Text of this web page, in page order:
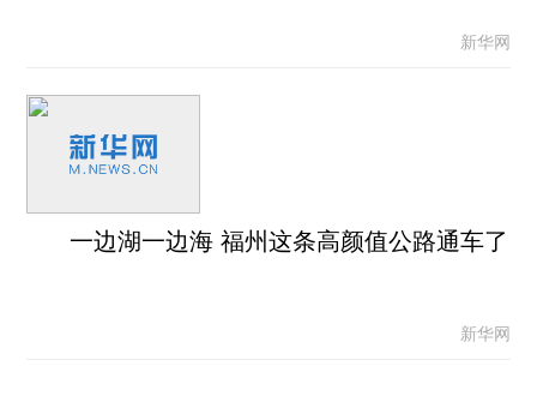
新华网
一边湖一边海 福州这条高颜值公路通车了
新华网